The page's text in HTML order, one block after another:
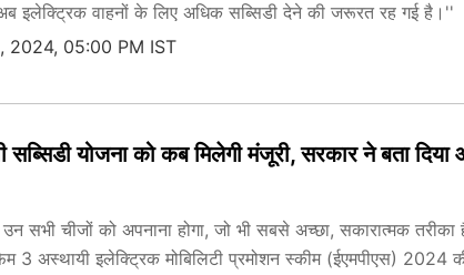
इलेक्ट्रिक वाहनों के लिए अधिक सब्सिडी देने की जरूरत रह गई है।''
2024, 05:00 PM IST
सब्सिडी योजना को कब मिलेगी मंजूरी, सरकार ने बता
सभी चीजों को अपनाना होगा, जो भी सबसे अच्छा, सकारात्मक
3 अस्थायी इलेक्ट्रिक मोबिलिटी प्रमोशन स्कीम (ईएमपीएस) 2024